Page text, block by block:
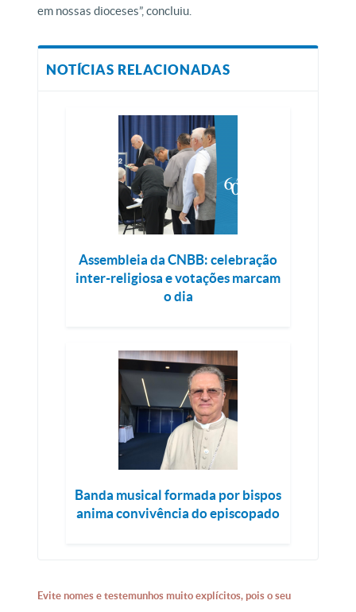
em nossas dioceses”, concluiu.
NOTÍCIAS RELACIONADAS
Assembleia da CNBB: celebração
inter-religiosa e votações marcam
o dia
Banda musical formada por bispos
anima convivência do episcopado
Evite nomes e testemunhos muito explícitos, pois o seu